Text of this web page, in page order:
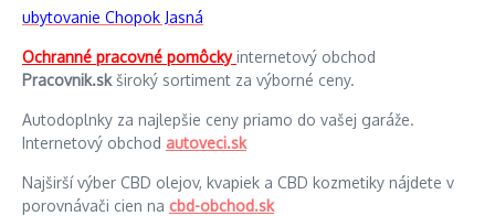
ubytovanie Chopok Jasná
Ochranné pracovné pomôckyinternetový obchod
Pracovnik.skširoký sortiment za výborné ceny.
Autodoplnky za najlepšie ceny priamo do vašej garáže.
Internetový obchod autoveci.sk
Najširší výber CBD olejov, kvapiek a CBD kozmetiky nájdete v
porovnávači cien na cbd-obchod.sk